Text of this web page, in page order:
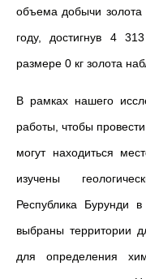
объема добычи
году, достигнув 4
размере 0 кг золота
В рамках нашего
работы, чтобы
могут находиться
изучены
Республика Бурунди
выбраны территории
для определения